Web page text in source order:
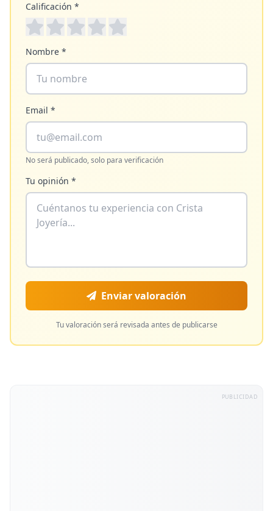
Calificación *
Nombre *
Email *
No será publicado, solo para verificación
Tu opinión *
Enviar valoración
Tu valoración será revisada antes de publicarse
PUBLICIDAD